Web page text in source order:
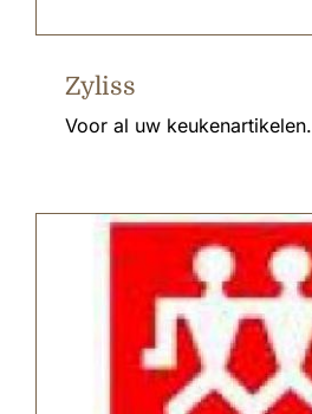
Zyliss
Voor al uw keukenartikelen.